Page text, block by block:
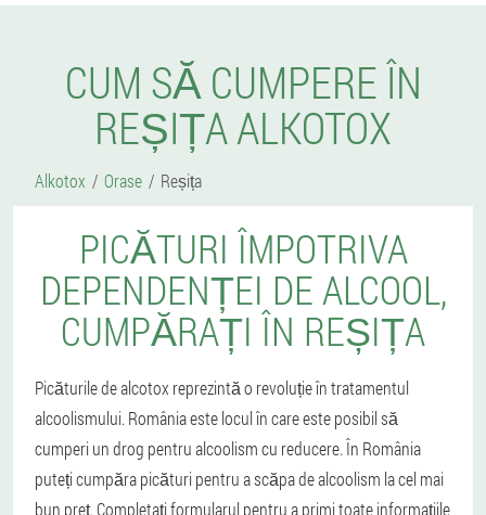
CUM SĂ CUMPERE ÎN
REȘIȚA ALKOTOX
Alkotox Orase Reșița
PICĂTURI ÎMPOTRIVA
DEPENDENȚEI DE ALCOOL,
CUMPĂRAȚI ÎN REȘIȚA
Picăturile de alcotox reprezintă o revoluție în tratamentul
alcoolismului. România este locul în care este posibil să
cumperi un drog pentru alcoolism cu reducere. În România
puteți cumpăra picături pentru a scăpa de alcoolism la cel mai
bun preț. Completați formularul pentru a primi toate informațiile